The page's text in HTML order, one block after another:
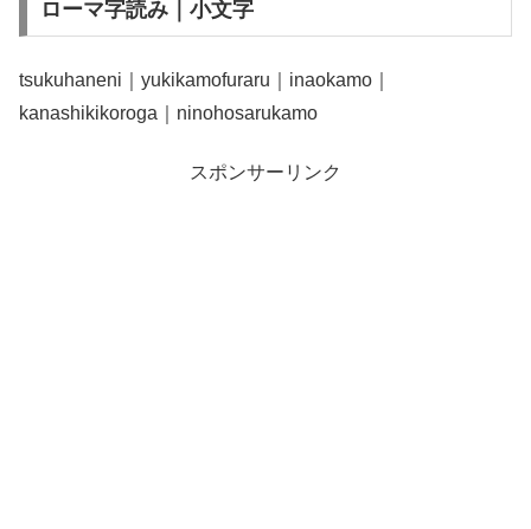
ローマ字読み｜小文字
tsukuhaneni｜yukikamofuraru｜inaokamo｜
kanashikikoroga｜ninohosarukamo
スポンサーリンク